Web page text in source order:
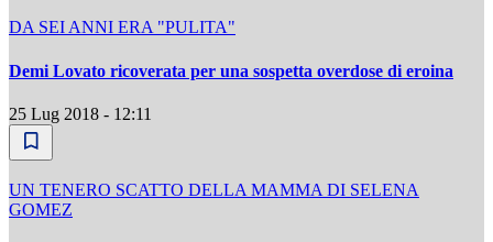
DA SEI ANNI ERA "PULITA"
Demi Lovato ricoverata per una sospetta overdose di eroina
25 Lug 2018 - 12:11
UN TENERO SCATTO DELLA MAMMA DI SELENA
GOMEZ